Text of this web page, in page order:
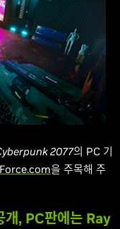
2077의 PC 기
을 주목해 주
, PC판에는 Ray